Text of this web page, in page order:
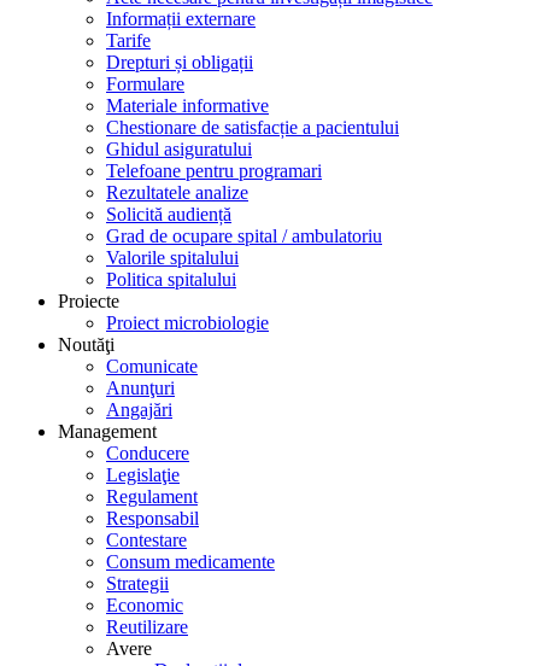
Informații externare
Tarife
Drepturi și obligații
Formulare
Materiale informative
Chestionare de satisfacție a pacientului
Ghidul asiguratului
Telefoane pentru programari
Rezultatele analize
Solicită audiență
Grad de ocupare spital / ambulatoriu
Valorile spitalului
Politica spitalului
Proiecte
Proiect microbiologie
Noutăţi
Comunicate
Anunţuri
Angajări
Management
Conducere
Legislaţie
Regulament
Responsabil
Contestare
Consum medicamente
Strategii
Economic
Reutilizare
Avere